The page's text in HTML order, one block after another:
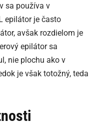
sa používa v
epilátor je často
avšak rozdielom je
epilátor sa
nie plochu ako v
je však totožný, teda